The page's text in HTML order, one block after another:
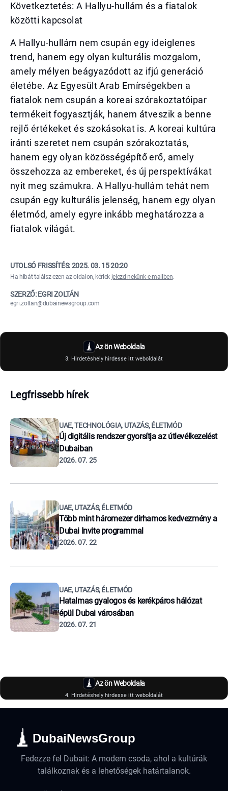
Következtetés: A Hallyu-hullám és a fiatalok
közötti kapcsolat
A Hallyu-hullám nem csupán egy ideiglenes
trend, hanem egy olyan kulturális mozgalom,
amely mélyen beágyazódott az ifjú generáció
életébe. Az Egyesült Arab Emírségekben a
fiatalok nem csupán a koreai szórakoztatóipar
termékeit fogyasztják, hanem átveszik a benne
rejlő értékeket és szokásokat is. A koreai kultúra
iránti szeretet nem csupán szórakoztatás,
hanem egy olyan közösségépítő erő, amely
összehozza az embereket, és új perspektívákat
nyit meg számukra. A Hallyu-hullám tehát nem
csupán egy kulturális jelenség, hanem egy olyan
életmód, amely egyre inkább meghatározza a
fiatalok világát.
UTOLSÓ FRISSÍTÉS:2025. 03. 15 20:20
Ha hibát találsz ezen az oldalon, kérlek jelezd nekünk e-mailben.
SZERZŐ: EGRI ZOLTÁN
egri.zoltan@dubainewsgroup.com
Az ön Weboldala
3. Hirdetéshely hirdesse itt weboldalát
Legfrissebb hírek
UAE, TECHNOLÓGIA, UTAZÁS, ÉLETMÓD
Új digitális rendszer gyorsítja az útlevélkezelést
Dubaiban
2026. 07. 25
UAE, UTAZÁS, ÉLETMÓD
Több mint háromezer dirhamos kedvezmény a
Dubai Invite programmal
2026. 07. 22
UAE, UTAZÁS, ÉLETMÓD
Hatalmas gyalogos és kerékpáros hálózat
épül Dubai városában
2026. 07. 21
Az ön Weboldala
4. Hirdetéshely hirdesse itt weboldalát
DubaiNewsGroup
Fedezze fel Dubait: A modern csoda, ahol a kultúrák
találkoznak és a lehetőségek határtalanok.